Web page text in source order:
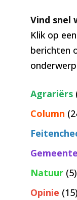
Vind snel
Klik op
berichten
Agrariërs
Column
Natuur(5)
Opinie (15)